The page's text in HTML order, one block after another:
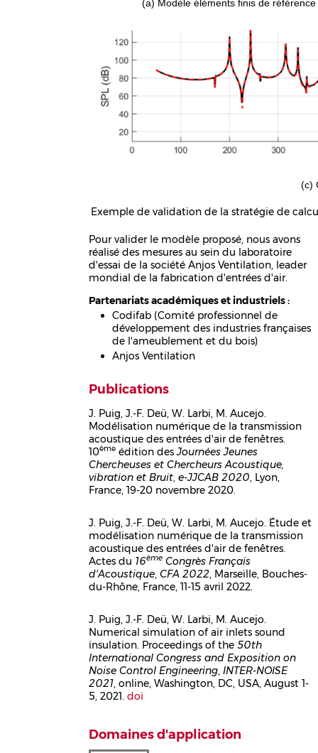
(a) Modèle éléments finis de référence
(c)
Exemple de validation de la stratégie de
Pour valider le modèle proposé, nous avons
réalisé des mesures au sein du laboratoire
d'essai de la société Anjos Ventilation, leader
mondial de la fabrication d'entrées d'air.
Partenariats académiques et industriels :
Codifab (Comité professionnel de
développement des industries françaises
de l'ameublement et du bois)
Anjos Ventilation
Publications
Corps
J. Puig, J.-F. Deü, W. Larbi, M. Aucejo.
Modélisation numérique de la transmission
acoustique des entrées d'air de fenêtres.
10ème édition desJournées Jeunes
Chercheuses et Chercheurs Acoustique,
vibration et Bruit ,e-JJCAB 2020 , Lyon,
France, 19-20 novembre 2020.
Corps
J. Puig, J.-F. Deü, W. Larbi, M. Aucejo. Étude et
modélisation numérique de la transmission
acoustique des entrées d'air de fenêtres.
Actes du 16ème Congrès Français
d'Acoustique ,CFA 2022 , Marseille, Bouches-
du-Rhône, France, 11-15 avril 2022.
Corps
J. Puig, J.-F. Deü, W. Larbi, M. Aucejo.
Numerical simulation of air inlets sound
insulation. Proceedings of the50th
International Congress and Exposition on
Noise Control Engineering INTER-NOISE
2021 , online, Washington, DC, USA, August 1-
5, 2021.doi
Domaines d'application